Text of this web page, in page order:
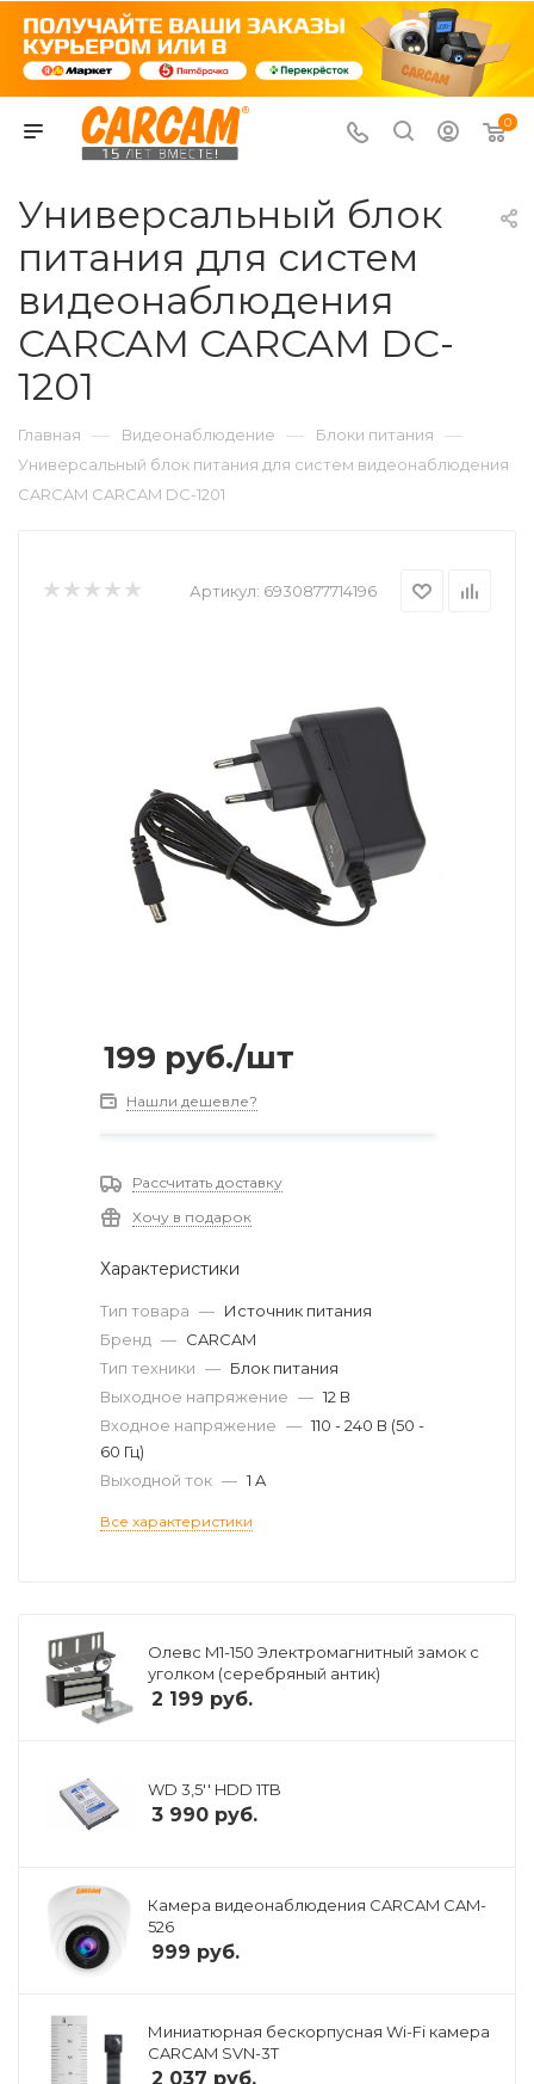
0
Универсальный блок
питания для систем
видеонаблюдения
CARCAM CARCAM DC-
1201
Главная — Видеонаблюдение — Блоки питания —
Универсальный блок питания для систем видеонаблюдения
CARCAM CARCAM DC-1201
Артикул: 6930877714196
199 руб./шт
Нашли дешевле?
Рассчитать доставку
Хочу в подарок
Характеристики
Тип товара — Источник питания
Бренд — CARCAM
Тип техники — Блок питания
Выходное напряжение — 12 В
Входное напряжение — 110 - 240 В (50 -
60 Гц)
Выходной ток — 1 A
Все характеристики
Олевс M1-150 Электромагнитный замок с
уголком (серебряный антик)
2 199 руб.
WD 3,5'' HDD 1TB
3 990 руб.
Камера видеонаблюдения CARCAM CAM-
526
999 руб.
Миниатюрная бескорпусная Wi-Fi камера
CARCAM SVN-3T
2 037 руб.